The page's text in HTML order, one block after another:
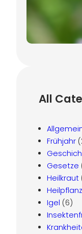
All
Frühjahr
Gesetze
Heilkraut
Igel (6)